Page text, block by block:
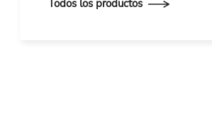
Todos los productos